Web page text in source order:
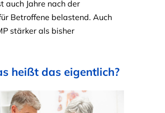
auch Jahre nach der
Betroffene belastend. Auch
stärker als bisher
heißt das eigentlich?